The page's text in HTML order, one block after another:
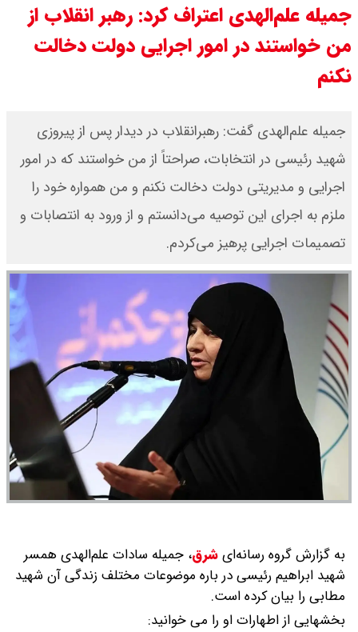
جمیله علم‌‌الهدی اعتراف کرد: رهبر انقلاب از
من خواستند در امور اجرایی دولت دخالت
نکنم
جمیله علم‌الهدی گفت: رهبرانقلاب در دیدار پس از پیروزی
شهید رئیسی در انتخابات، صراحتاً از من خواستند که در امور
اجرایی و مدیریتی دولت دخالت نکنم و من همواره خود را
ملزم به اجرای این توصیه می‌دانستم و از ورود به انتصابات و
تصمیمات اجرایی پرهیز می‌کردم.
به گزارش گروه رسانه‌ایشرق، جمیله سادات علم‌الهدی همسر
شهید ابراهیم رئیسی در باره موضوعات مختلف زندگی آن شهید
مطابی را بیان کرده است.
بخشهایی از اطهارات او را می خوانید: